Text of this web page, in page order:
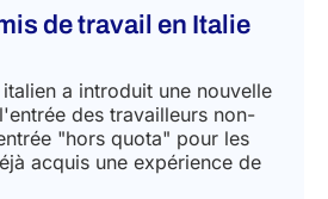
de travail en Italie
a introduit une nouvelle
des travailleurs non-
"hors quota" pour les
acquis une expérience de